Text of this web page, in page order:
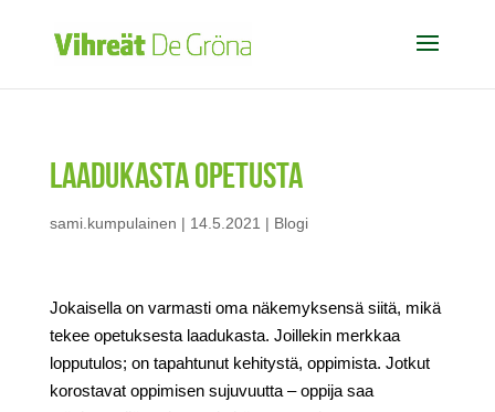
Laadukasta opetusta
sami.kumpulainen | 14.5.2021 | Blogi
Jokaisella on varmasti oma näkemyksensä siitä, mikä
tekee opetuksesta laadukasta. Joillekin merkkaa
lopputulos; on tapahtunut kehitystä, oppimista. Jotkut
korostavat oppimisen sujuvuutta – oppija saa